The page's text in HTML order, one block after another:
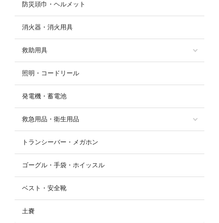
防災頭巾・ヘルメット
消火器・消火用具
救助用具
照明・コードリール
発電機・蓄電池
救急用品・衛生用品
トランシーバー・メガホン
ゴーグル・手袋・ホイッスル
ベスト・安全靴
土嚢